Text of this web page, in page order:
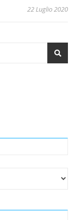
22 Luglio 2020